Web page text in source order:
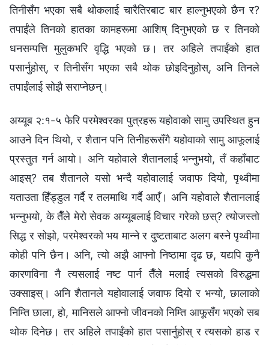
तिनीसँग भएका सबै थोकलाई चारैतिरबाट बार हाल्नुभएको छैन र?
तपाईंले तिनको हातका कामहरूमा आशिष्‌ दिनुभएको छ र तिनको
धनसम्पत्ति मुलुकभरि वृद्धि भएको छ। तर अहिले तपाईंको हात
पसार्नुहोस्, र तिनीसँग भएका सबै थोक छोइदिनुहोस्, अनि तिनले
तपाईंलाई सोझै सराप्‍नेछन्।
अय्यूब २:१-५ फेरि परमेश्‍वरका पुत्रहरू यहोवाको सामु उपस्थित हुन
आउने दिन थियो, र शैतान पनि तिनीहरूसँगै यहोवाको सामु आफूलाई
प्रस्तुत गर्न आयो। अनि यहोवाले शैतानलाई भन्‍नुभयो, तँ कहाँबाट
आइस्? तब शैतानले यसो भन्दै यहोवालाई जवाफ दियो, पृथ्वीमा
यताउता हिँड्डुल गर्दै र तलमाथि गर्दै आएँ। अनि यहोवाले शैतानलाई
भन्‍नुभयो, के तैँले मेरो सेवक अय्यूबलाई विचार गरेको छस्? त्योजस्तो
सिद्ध र सोझो, परमेश्‍वरको भय मान्‍ने र दुष्टताबाट अलग बस्‍ने पृथ्वीमा
कोही पनि छैन। अनि, त्यो अझै आफ्नो निष्ठामा दृढ छ, यद्यपि कुनै
कारणविना नै त्यसलाई नष्ट पार्न तैँले मलाई त्यसको विरुद्धमा
उक्साइस्। अनि शैतानले यहोवालाई जवाफ दियो र भन्यो, छालाको
निम्ति छाला, हो, मानिसले आफ्नो जीवनको निम्ति आफूसँग भएको सब
थोक दिनेछ। तर अहिले तपाईंको हात पसार्नुहोस् र त्यसको हाड र